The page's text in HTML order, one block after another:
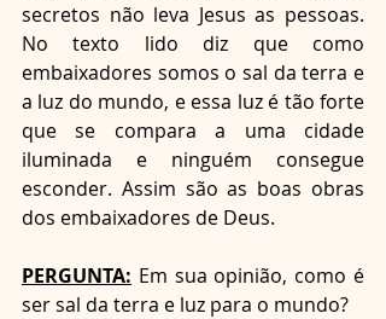
secretos não leva Jesus as pessoas.
No texto lido diz que como
embaixadores somos o sal da terra e
a luz do mundo, e essa luz é tão forte
que se compara a uma cidade
iluminada e ninguém consegue
esconder. Assim são as boas obras
dos embaixadores de Deus.
PERGUNTA: Em sua opinião, como é
ser sal da terra e luz para o mundo?